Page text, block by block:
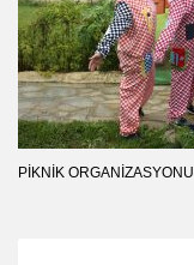
PIKNIK ORGANIZASYONU